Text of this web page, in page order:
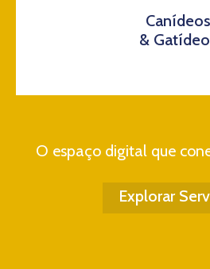
Canídeos
&
O espaço digital que
Explorar